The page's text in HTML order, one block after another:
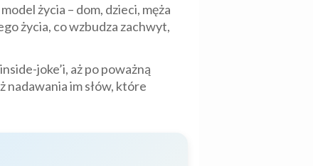
życia – dom, dzieci, męża
życia, co wzbudza zachwyt,
joke’i, aż po poważną
nadawania im słów, które